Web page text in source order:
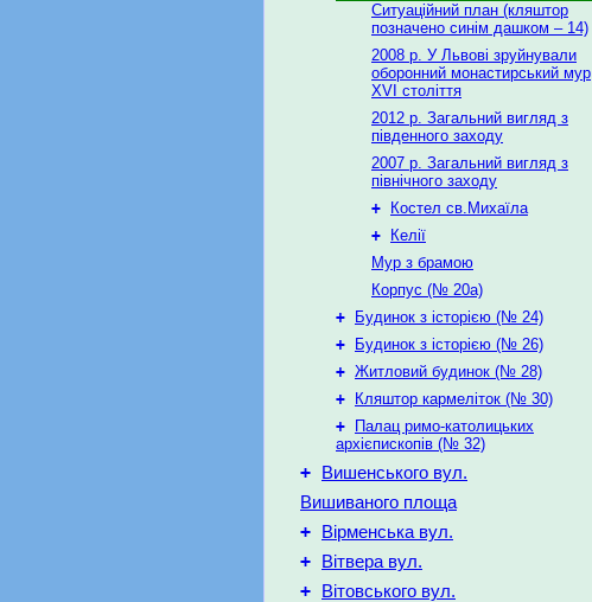
Ситуаційний план (кляштор
позначено синім дашком – 14)
2008 р. У Львові зруйнували
оборонний монастирський мур
XVI століття
2012 р. Загальний вигляд з
південного заходу
2007 р. Загальний вигляд з
північного заходу
+
Костел св.Михаїла
+
Келії
Мур з брамою
Корпус (№ 20а)
+
Будинок з історією (№ 24)
+
Будинок з історією (№ 26)
+ Житловий будинок (№ 28)
+
Кляштор кармеліток (№ 30)
+
Палац римо-католицьких
архієпископів (№ 32)
+
Вишенського вул.
Вишиваного площа
+ Вірменська вул.
+ Вітвера вул.
+ Вітовського вул.